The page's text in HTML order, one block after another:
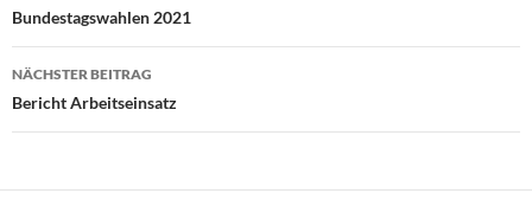
Bundestagswahlen 2021
NÄCHSTER BEITRAG
Bericht Arbeitseinsatz